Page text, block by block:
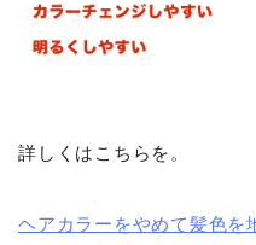
詳しくはこちらを。
ヘアカラーをやめて髪色を